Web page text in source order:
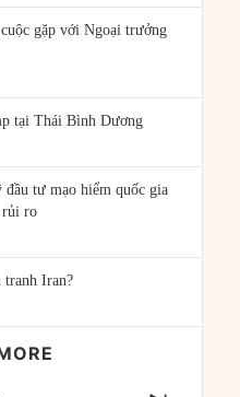
gặp với Ngoại trưởng
tại Thái Bình Dương
tư mạo hiểm quốc gia
rủi ro
tranh Iran?